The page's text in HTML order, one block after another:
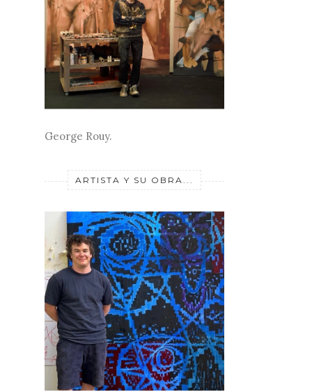
George Rouy.
ARTISTA Y SU OBRA...